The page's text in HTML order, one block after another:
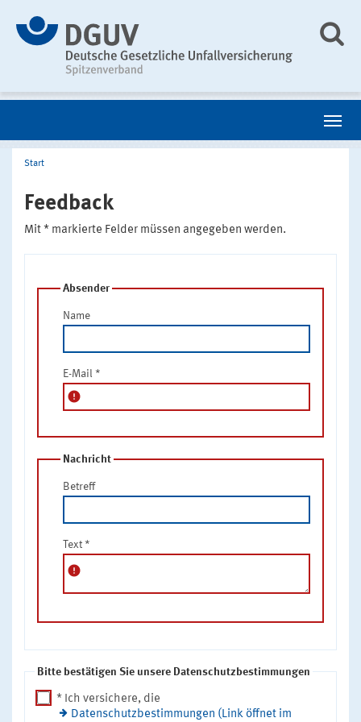
Start
Feedback
Mit * markierte Felder müssen angegeben werden.
Absender
Name
E-Mail *
error
Nachricht
Betreff
Text *
error
Bitte bestätigen Sie unsere Datenschutzbestimmungen
* Ich versichere, die
Datenschutzbestimmungen (Link öffnet im